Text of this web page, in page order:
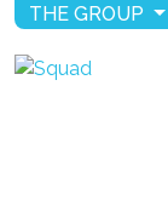
THE GROUP